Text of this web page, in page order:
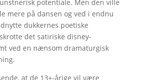
potentiale. Men den ville
mere på dansen og ved i endnu
dukkernes poetiske
det satiriske disney-
ved en nænsom dramaturgisk
at de 13+-årige vil være